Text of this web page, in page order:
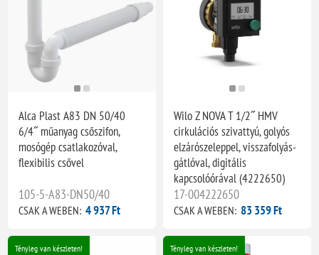
Alca Plast A83 DN 50/40
6/4˝ műanyag csőszifon,
mosógép csatlakozóval,
flexibilis csővel
105-5-A83-DN50/40
CSAK A WEBEN: 4 937 Ft
Wilo Z NOVA T 1/2˝ HMV
cirkulációs szivattyú, golyós
elzárószeleppel, visszafolyás-
gátlóval, digitális
kapcsolóórával (4222650)
17-004222650
CSAK A WEBEN: 83 359 Ft
Tényleg van készleten! Tényleg van készleten!